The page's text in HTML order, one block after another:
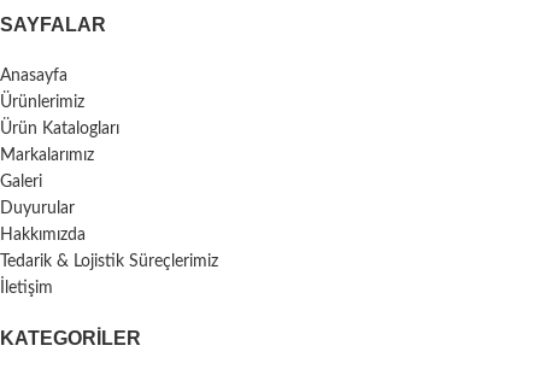
SAYFALAR
Anasayfa
Ürünlerimiz
Ürün Katalogları
Markalarımız
Galeri
Duyurular
Hakkımızda
Tedarik & Lojistik Süreçlerimiz
İletişim
KATEGORILER